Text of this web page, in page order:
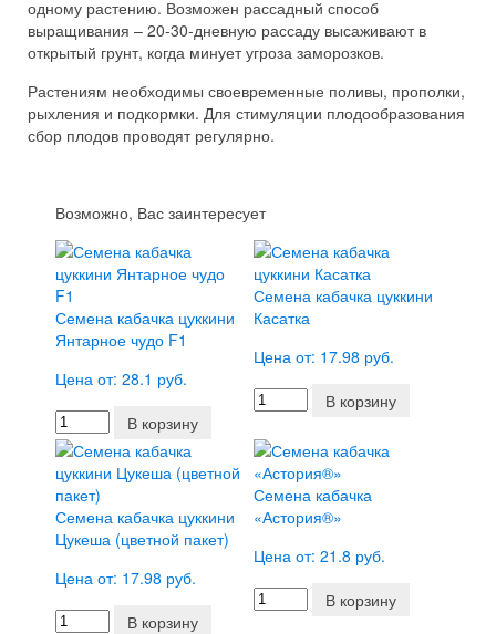
одному растению. Возможен рассадный способ
выращивания – 20-30-дневную рассаду высаживают в
открытый грунт, когда минует угроза заморозков.
Растениям необходимы своевременные поливы, прополки,
рыхления и подкормки. Для стимуляции плодообразования
сбор плодов проводят регулярно.
Возможно, Вас заинтересует
Семена кабачка цуккини
Янтарное чудо F1
Цена от: 28.1 руб.
В корзину
Семена кабачка цуккини
Касатка
Цена от: 17.98 руб.
В корзину
Семена кабачка цуккини
Цукеша (цветной пакет)
Цена от: 17.98 руб.
В корзину
Семена кабачка
«Астория®»
Цена от: 21.8 руб.
В корзину